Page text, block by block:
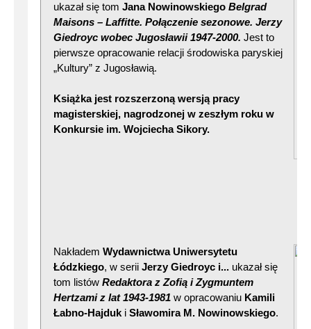
ukazał się tom Jana Nowinowskiego Belgrad
Maisons – Laffitte. Połączenie sezonowe. Jerzy
Giedroyc wobec Jugosławii 1947-2000. Jest to
pierwsze opracowanie relacji środowiska paryskiej
„Kultury” z Jugosławią.
Książka jest rozszerzoną wersją pracy
magisterskiej, nagrodzonej w zeszłym roku w
Konkursie im. Wojciecha Sikory.
Nakładem Wydawnictwa Uniwersytetu
Łódzkiego, w serii Jerzy Giedroyc i... ukazał się
tom listów Redaktora z Zofią i Zygmuntem
Hertzami z lat 1943-1981 w opracowaniu Kamili
Łabno-Hajduk i Sławomira M. Nowinowskiego.